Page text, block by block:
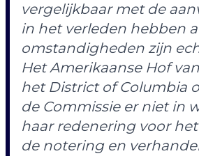
vergelijkbaar met de
in het verleden hebben
omstandigheden zijn
Het Amerikaanse Hof
het District of Columbia
de Commissie er niet in
haar redenering voor
de notering en